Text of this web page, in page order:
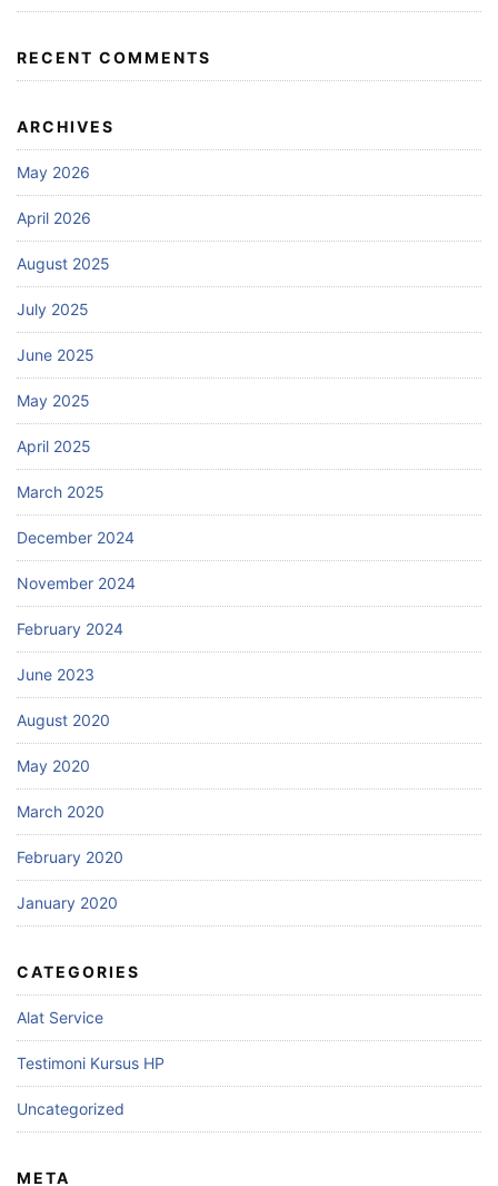
RECENT COMMENTS
ARCHIVES
May 2026
April 2026
August 2025
July 2025
June 2025
May 2025
April 2025
March 2025
December 2024
November 2024
February 2024
June 2023
August 2020
May 2020
March 2020
February 2020
January 2020
CATEGORIES
Alat Service
Testimoni Kursus HP
Uncategorized
META